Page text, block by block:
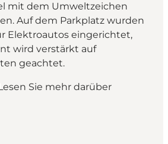
mit dem Umweltzeichen
Auf dem Parkplatz wurden
Elektroautos eingerichtet,
wird verstärkt auf
geachtet.
Sie mehr darüber